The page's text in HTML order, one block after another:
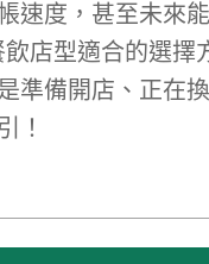
速度，甚至未來
店型適合的選擇
準備開店、正在
！